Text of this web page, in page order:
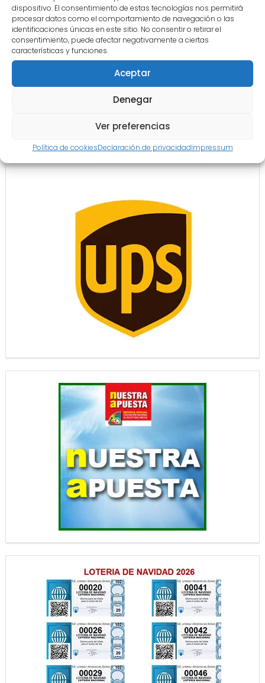
dispositivo. El consentimiento de estas tecnologías nos permitirá
procesar datos como el comportamiento de navegación o las
identificaciones únicas en este sitio. No consentir o retirar el
consentimiento, puede afectar negativamente a ciertas
características y funciones.
Aceptar
Denegar
Ver preferencias
Política de cookiesDeclaración de privacidadImpressum